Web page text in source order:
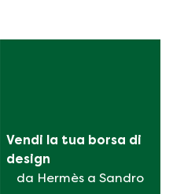
Vendi la tua borsa di
design
da Hermès a Sandro